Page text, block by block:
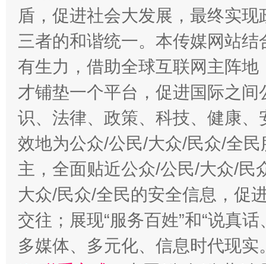
盾，促进社会大发展，最终实
三者的和谐统一。本传媒网站
有生力，借助全球互联网主阵
才铺垫一个平台，促进国际之
识、法律、政策、科技、健康
效地为公众/公民/大众/民众/全
主，全面贴近公众/公民/大众/民
大众/民众/全民的安全信息，促
交往；展现“服务百姓”和“说真
多媒体、多元化、信息时代现实